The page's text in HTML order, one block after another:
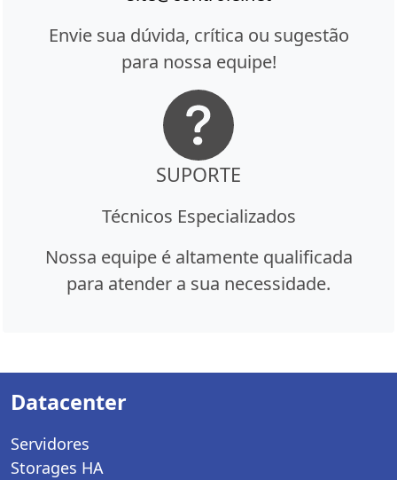
Envie sua dúvida, crítica ou sugestão
para nossa equipe!
SUPORTE
Técnicos Especializados
Nossa equipe é altamente qualificada
para atender a sua necessidade.
Datacenter
Servidores
Storages HA